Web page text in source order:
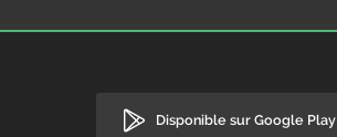
Disponible sur Google Play